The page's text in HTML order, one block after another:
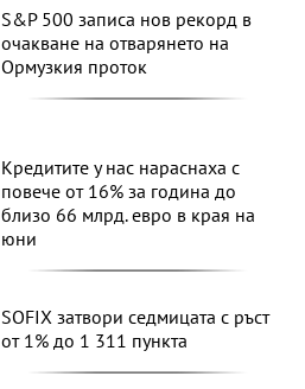
S&P 500 записа нов рекорд в
очакване на отварянето на
Ормузкия проток
Кредитите у нас нараснаха с
повече от 16% за година до
близо 66 млрд. евро в края на
юни
SOFIX затвори седмицата с ръст
от 1% до 1 311 пункта